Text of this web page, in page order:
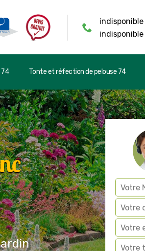
indisponible
indisponible
74 Tonte et réfection de pelouse 74